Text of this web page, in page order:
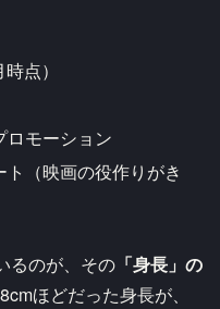
点）
ロモーション
ト（映画の役作りがき
るのが、その 「身長」の
ほどだった身長が、